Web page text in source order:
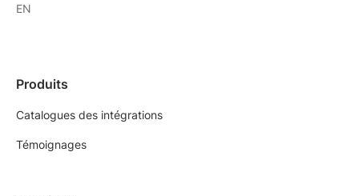
EN
Produits
Catalogues des intégrations
Témoignages